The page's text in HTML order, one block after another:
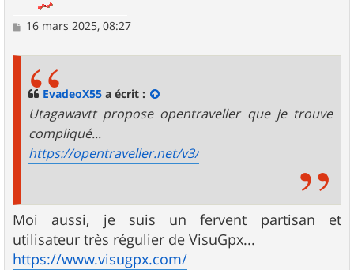
M16 mars 2025, 08:27
EvadeoX55 a écrit :
Utagawavtt propose opentraveller que je trouve
compliqué...
https://opentraveller.net/v3/
Moi aussi, je suis un fervent partisan et
utilisateur très régulier de VisuGpx...
https://www.visugpx.com/